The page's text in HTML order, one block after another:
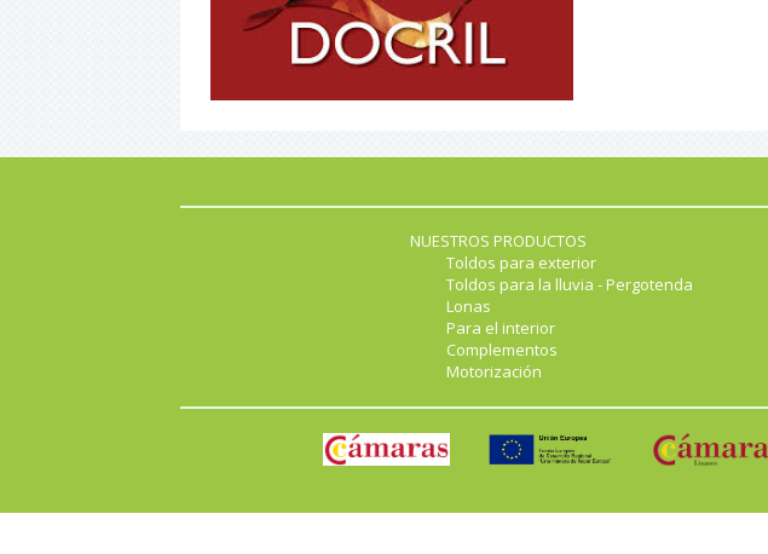
NUESTROS PRODUCTOS
Toldos para exterior
Toldos para la lluvia - Pergotenda
Lonas
Para el interior
Complementos
Motorización